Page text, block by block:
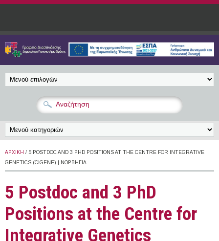
Παράκαμψη προς το κυρίως περιεχόμενο
ΑΡΧΙΚΉ / 5 POSTDOC AND 3 PHD POSITIONS AT THE CENTRE FOR INTEGRATIVE
GENETICS (CIGENE) | ΝΟΡΒΗΓΊΑ
5 Postdoc and 3 PhD
Positions at the Centre for
Integrative Genetics